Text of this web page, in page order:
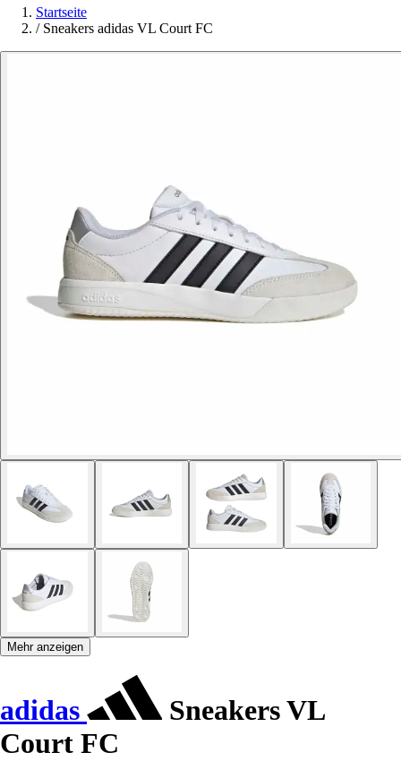
Startseite
/ Sneakers adidas VL Court FC
Mehr anzeigen
adidas
Sneakers VL
Court FC